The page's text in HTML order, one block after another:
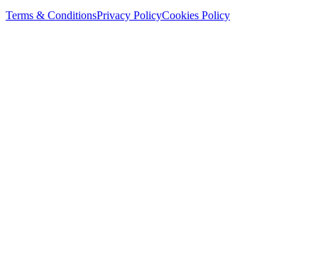
Terms & ConditionsPrivacy PolicyCookies Policy